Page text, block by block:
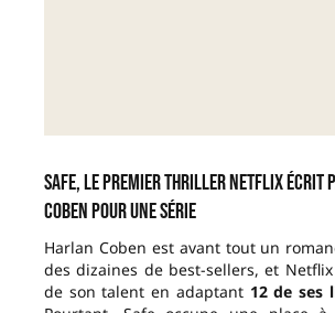
Safe, le premier thriller Netflix écrit
Coben pour une série
Harlan Coben est avant tout un
des dizaines de best-sellers, et
de son talent en adaptant 12 de ses